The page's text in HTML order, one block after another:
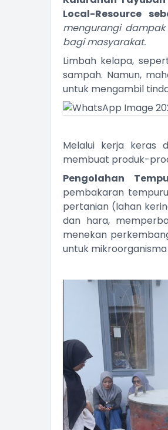
Local-Resource
mengurangi
bagi masyarakat.
Limbah kelapa,
sampah. Namun,
untuk mengambil
Melalui kerja keras
membuat produk-
Pengolahan
pembakaran
pertanian (lahan
dan hara,
menekan
untuk